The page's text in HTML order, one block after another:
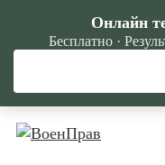
Онлайн
Бесплатно ·